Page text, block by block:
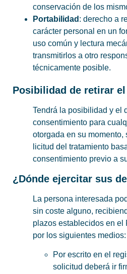
conservación de los
Portabilidad : derecho a
carácter personal en un
uso común y lectura
transmitirlos a otro
técnicamente posible.
Posibilidad de retirar
Tendrá la posibilidad y el
consentimiento para
otorgada en su momento,
licitud del tratamiento
consentimiento previo a
¿Dónde ejercitar sus
La persona interesada
sin coste alguno,
plazos establecidos en el
por los siguientes medios:
Por escrito en el
solicitud deberá ir